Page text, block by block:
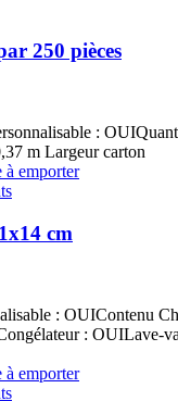
250 pièces
:
m Largeur carton
cm
: OUIContenu
: OUILave-